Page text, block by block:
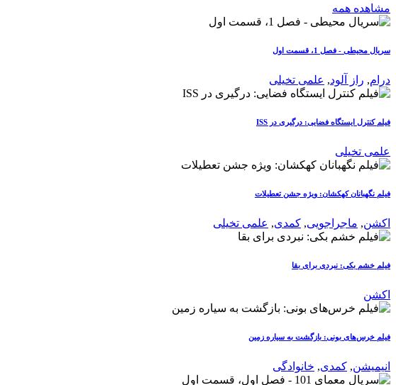
مشاهده همه
سریال محیطی - فصل 1، قسمت اول
درام, راز آلود, علمی تخیلی
فیلم کنترل ایستگاه فضایی: درگیری در ISS
علمی تخیلی
فیلم نگهبانان کهکشان: ویژه جشن تعطیلات
اکشن, ماجراجویی, کمدی, علمی تخیلی
فیلم خشم بکی: نبردی برای بقا
اکشن
فیلم خرس‌های بونی: بازگشت به سیاره زمین
انیمیشن, کمدی, خانوادگی